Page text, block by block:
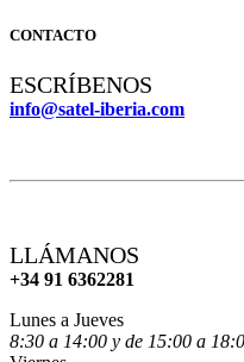
CONTACTO
ESCRÍBENOS
info@satel-iberia.com
LLÁMANOS
+34 91 6362281
Lunes a Jueves
8:30 a 14:00 y de 15:00 a